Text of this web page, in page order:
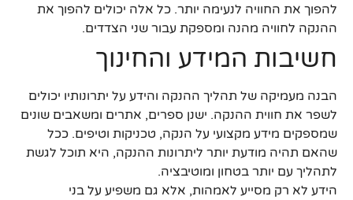
להפוך את החוויה לנעימה יותר. כל אלה יכולים להפוך את
ההנקה לחוויה מהנה ומספקת עבור שני הצדדים.
חשיבות המידע והחינוך
הבנה מעמיקה של תהליך ההנקה והידע על יתרונותיו יכולים
לשפר את חווית ההנקה. ישנן ספרים, אתרים ומשאבים שונים
שמספקים מידע מקצועי על הנקה, טכניקות וטיפים. ככל
שהאם תהיה מודעת יותר ליתרונות ההנקה, היא תוכל לגשת
לתהליך עם יותר בטחון ומוטיבציה.
הידע לא רק מסייע לאמהות, אלא גם משפיע על בני